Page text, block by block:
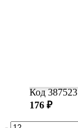
Код 387523
176 ₽